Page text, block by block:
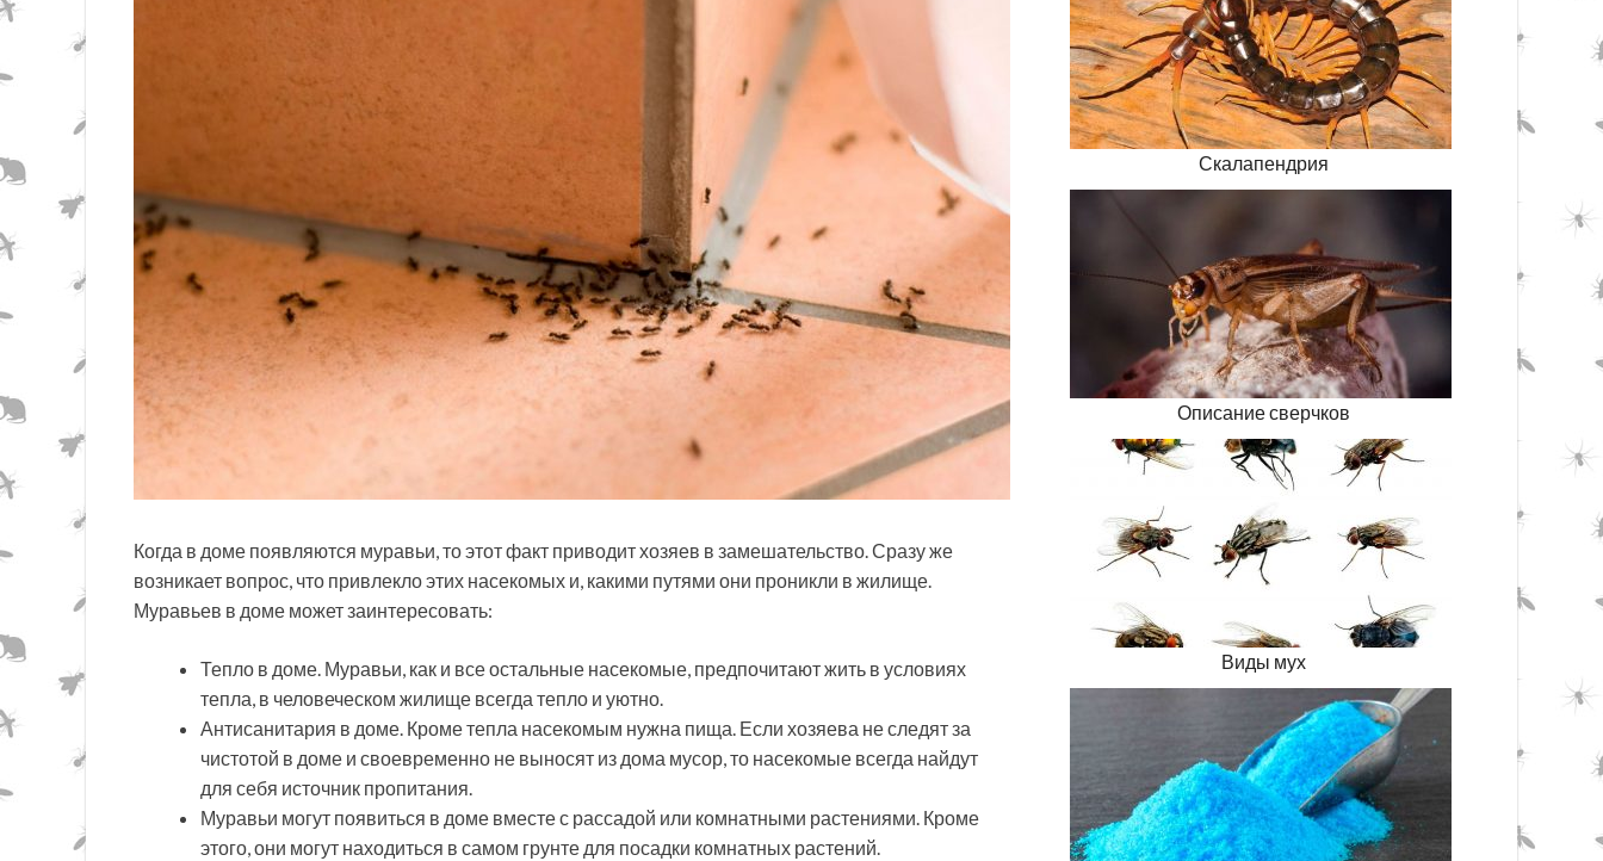
Когда в доме появляются муравьи, то этот факт приводит хозяев в замешательство. Сразу же
возникает вопрос, что привлекло этих насекомых и, какими путями они проникли в жилище.
Муравьев в доме может заинтересовать:
Тепло в доме. Муравьи, как и все остальные насекомые, предпочитают жить в условиях
тепла, в человеческом жилище всегда тепло и уютно.
Антисанитария в доме. Кроме тепла насекомым нужна пища. Если хозяева не следят за
чистотой в доме и своевременно не выносят из дома мусор, то насекомые всегда найдут
для себя источник пропитания.
Муравьи могут появиться в доме вместе с рассадой или комнатными растениями. Кроме
этого, они могут находиться в самом грунте для посадки комнатных растений.
Скалапендрия
Описание сверчков
Виды мух